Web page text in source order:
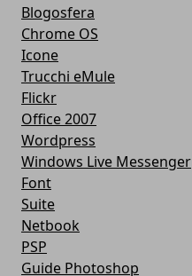
Blogosfera
Chrome OS
Icone
Trucchi eMule
Flickr
Office 2007
Wordpress
Windows Live Messenger
Font
Suite
Netbook
PSP
Guide Photoshop